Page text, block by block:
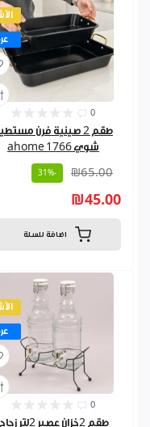
0
طقم 2 صينية فرن
شوي 1766 ahome
₪65.00
-31%
₪45.00
اضافة للسلة
0
طقم 2خزان عصير 2لتر زجاج